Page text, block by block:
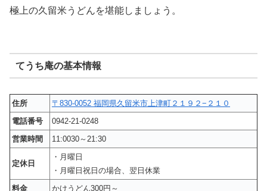
極上の久留米うどんを堪能しましょう。
てうち庵の基本情報
住所
〒830-0052 福岡県久留米市上津町２１９２−２１０
電話番号
0942-21-0248
営業時間
11:0030～21:30
定休日
・月曜日
・月曜日祝日の場合、翌日休業
料金
かけうどん300円～